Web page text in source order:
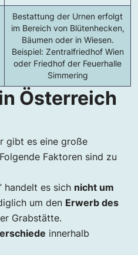
Bestattung der Urnen erfolgt
im Bereich von Blütenhecken,
Bäumen oder in Wiesen.
Beispiel: Zentralfriedhof Wien
oder Friedhof der Feuerhalle
Simmering
Österreich
gibt es eine große
Faktoren sind zu
handelt es sich nicht um
um den Erwerb des
Grabstätte.
innerhalb